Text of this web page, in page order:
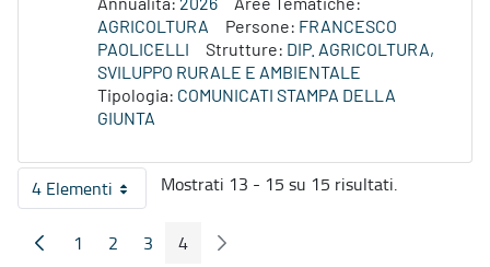
Annualità: 2026
Aree Tematiche:
AGRICOLTURA
Persone: FRANCESCO
PAOLICELLI
Strutture: DIP. AGRICOLTURA,
SVILUPPO RURALE E AMBIENTALE
Tipologia: COMUNICATI STAMPA DELLA
GIUNTA
4 ElementiPer pagina
Mostrati 13 - 15 su 15 risultati.
Pagina Precedente
Pagina
1 Pagina
2 Pagina
3 Pagina
4 Pagina Seguente